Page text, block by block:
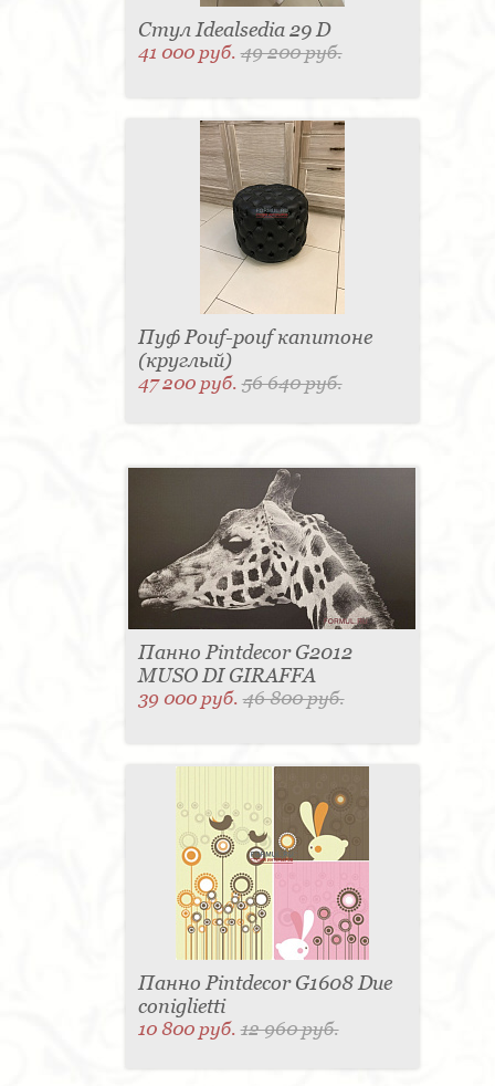
Стул Idealsedia 29 D
41 000 руб.49 200 руб.
Пуф Pouf-pouf капитоне
(круглый)
47 200 руб.56 640 руб.
Панно Pintdecor G2012
MUSO DI GIRAFFA
39 000 руб.46 800 руб.
Панно Pintdecor G1608 Due
coniglietti
10 800 руб.12 960 руб.